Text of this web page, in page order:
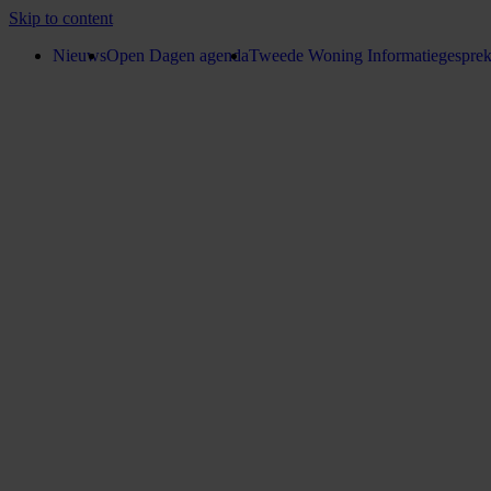
Skip to content
NieuwsOpen Dagen agendaTweede Woning Informatiegesprek